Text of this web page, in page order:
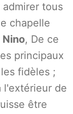
tous
chapelle
, De ce
principaux
fidèles ;
l'extérieur de
être